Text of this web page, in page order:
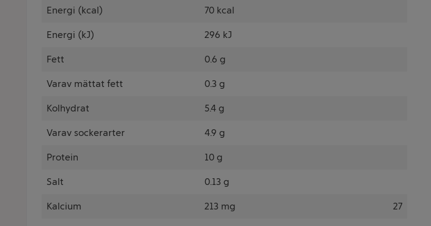
Energi (kcal) 70 kcal
Energi (kJ) 296 kJ
Fett 0.6 g
Varav mättat fett 0.3 g
Kolhydrat 5.4 g
Varav sockerarter 4.9 g
Protein 10 g
Salt 0.13 g
Kalcium 213 mg 27